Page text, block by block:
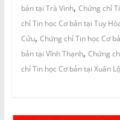
bản tại Trà Vinh, Chứng chỉ
chỉ Tin học Cơ bản tại Tuy
Cửu, Chứng chỉ Tin học Cơ
bản tại Vĩnh Thạnh, Chứng
chỉ Tin học Cơ bản tại Xuân